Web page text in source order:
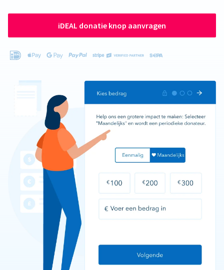
iDEAL donatie knop aanvragen